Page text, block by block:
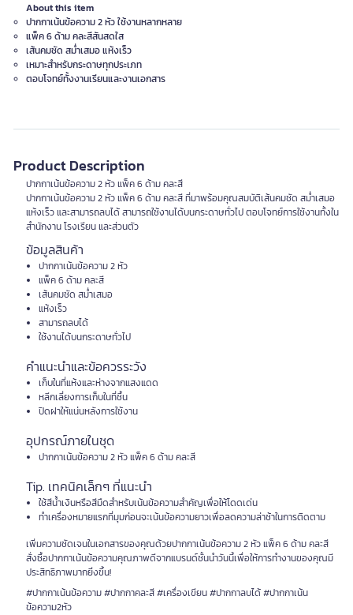
About this item
ปากกาเน้นข้อความ 2 หัว ใช้งานหลากหลาย
แพ็ค 6 ด้าม คละสีสันสดใส
เส้นคมชัด สม่ำเสมอ แห้งเร็ว
เหมาะสำหรับกระดาษทุกประเภท
ตอบโจทย์ทั้งงานเรียนและงานเอกสาร
Product Description
ปากกาเน้นข้อความ 2 หัว แพ็ค 6 ด้าม คละสี
ปากกาเน้นข้อความ 2 หัว แพ็ค 6 ด้าม คละสี ที่มาพร้อมคุณสมบัติเส้นคมชัด สม่ำเสมอ
แห้งเร็ว และสามารถลบได้ สามารถใช้งานได้บนกระดาษทั่วไป ตอบโจทย์การใช้งานทั้งใน
สำนักงาน โรงเรียน และส่วนตัว
ข้อมูลสินค้า
ปากกาเน้นข้อความ 2 หัว
แพ็ค 6 ด้าม คละสี
เส้นคมชัด สม่ำเสมอ
แห้งเร็ว
สามารถลบได้
ใช้งานได้บนกระดาษทั่วไป
คำแนะนำและข้อควรระวัง
เก็บในที่แห้งและห่างจากแสงแดด
หลีกเลี่ยงการเก็บในที่ชื้น
ปิดฝาให้แน่นหลังการใช้งาน
อุปกรณ์ภายในชุด
ปากกาเน้นข้อความ 2 หัว แพ็ค 6 ด้าม คละสี
Tip. เทคนิคเล็กๆ ที่แนะนำ
ใช้สีน้ำเงินหรือสีมืดสำหรับเน้นข้อความสำคัญเพื่อให้โดดเด่น
ทำเครื่องหมายแรกที่มุมก่อนจะเน้นข้อความยาวเพื่อลดความล่าช้าในการติดตาม
เพิ่มความชัดเจนในเอกสารของคุณด้วยปากกาเน้นข้อความ 2 หัว แพ็ค 6 ด้าม คละสี
สั่งซื้อปากกาเน้นข้อความคุณภาพดีจากแบรนด์ชั้นนำวันนี้เพื่อให้การทำงานของคุณมี
ประสิทธิภาพมากยิ่งขึ้น!
#ปากกาเน้นข้อความ #ปากกาคละสี #เครื่องเขียน #ปากกาลบได้ #ปากกาเน้น
ข้อความ2หัว